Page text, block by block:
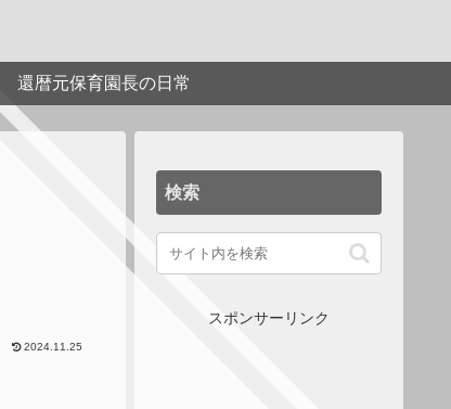
還暦元保育園長の日常
2024.11.25
検索
スポンサーリンク